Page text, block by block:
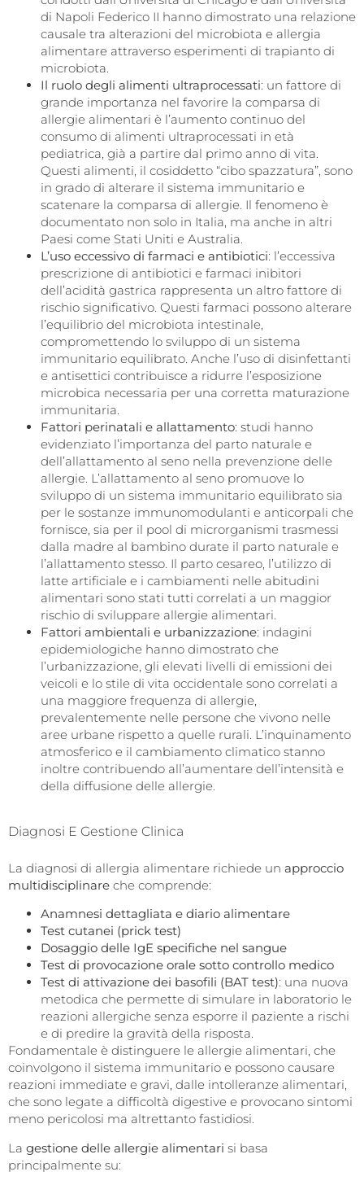
di Napoli Federico II hanno dimostrato una relazione
causale tra alterazioni del microbiota e allergia
alimentare attraverso esperimenti di trapianto di
microbiota.
Il ruolo degli alimenti ultraprocessati: un fattore di
grande importanza nel favorire la comparsa di
allergie alimentari è l’aumento continuo del
consumo di alimenti ultraprocessati in età
pediatrica, già a partire dal primo anno di vita.
Questi alimenti, il cosiddetto “cibo spazzatura”, sono
in grado di alterare il sistema immunitario e
scatenare la comparsa di allergie. Il fenomeno è
documentato non solo in Italia, ma anche in altri
Paesi come Stati Uniti e Australia.
L’uso eccessivo di farmaci e antibiotici: l’eccessiva
prescrizione di antibiotici e farmaci inibitori
dell’acidità gastrica rappresenta un altro fattore di
rischio significativo. Questi farmaci possono alterare
l’equilibrio del microbiota intestinale,
compromettendo lo sviluppo di un sistema
immunitario equilibrato. Anche l’uso di disinfettanti
e antisettici contribuisce a ridurre l’esposizione
microbica necessaria per una corretta maturazione
immunitaria.
Fattori perinatali e allattamento: studi hanno
evidenziato l’importanza del parto naturale e
dell’allattamento al seno nella prevenzione delle
allergie. L’allattamento al seno promuove lo
sviluppo di un sistema immunitario equilibrato sia
per le sostanze immunomodulanti e anticorpali che
fornisce, sia per il pool di microrganismi trasmessi
dalla madre al bambino durate il parto naturale e
l’allattamento stesso. Il parto cesareo, l’utilizzo di
latte artificiale e i cambiamenti nelle abitudini
alimentari sono stati tutti correlati a un maggior
rischio di sviluppare allergie alimentari.
Fattori ambientali e urbanizzazione: indagini
epidemiologiche hanno dimostrato che
l’urbanizzazione, gli elevati livelli di emissioni dei
veicoli e lo stile di vita occidentale sono correlati a
una maggiore frequenza di allergie,
prevalentemente nelle persone che vivono nelle
aree urbane rispetto a quelle rurali. L’inquinamento
atmosferico e il cambiamento climatico stanno
inoltre contribuendo all’aumentare dell’intensità e
della diffusione delle allergie.
Diagnosi E Gestione Clinica
La diagnosi di allergia alimentare richiede un approccio
multidisciplinare che comprende:
Anamnesi dettagliata e diario alimentare
Test cutanei (prick test)
Dosaggio delle IgE specifiche nel sangue
Test di provocazione orale sotto controllo medico
Test di attivazione dei basofili (BAT test): una nuova
metodica che permette di simulare in laboratorio le
reazioni allergiche senza esporre il paziente a rischi
e di predire la gravità della risposta.
Fondamentale è distinguere le allergie alimentari, che
coinvolgono il sistema immunitario e possono causare
reazioni immediate e gravi, dalle intolleranze alimentari,
che sono legate a difficoltà digestive e provocano sintomi
meno pericolosi ma altrettanto fastidiosi.
La gestione delle allergie alimentari si basa
principalmente su: